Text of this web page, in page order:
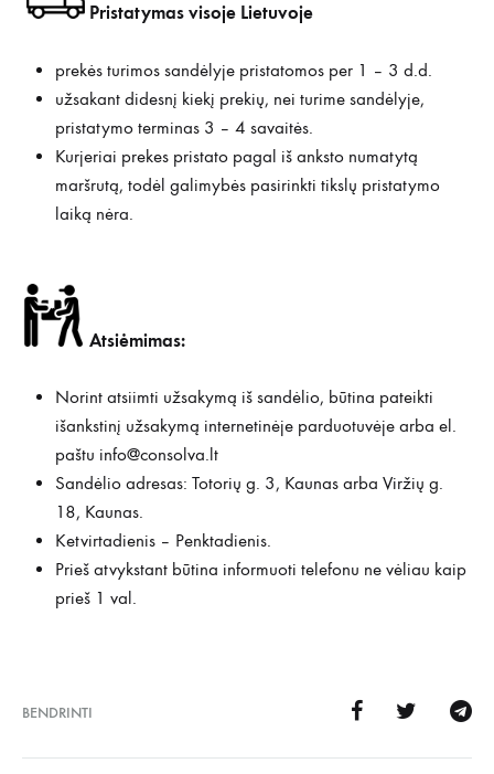
Pristatymas visoje Lietuvoje
prekės turimos sandėlyje pristatomos per 1 – 3 d.d.
užsakant didesnį kiekį prekių, nei turime sandėlyje,
pristatymo terminas 3 – 4 savaitės.
Kurjeriai prekes pristato pagal iš anksto numatytą
maršrutą, todėl galimybės pasirinkti tikslų pristatymo
laiką nėra.
Atsiėmimas:
Norint atsiimti užsakymą iš sandėlio, būtina pateikti
išankstinį užsakymą internetinėje parduotuvėje arba el.
paštu info@consolva.lt
Sandėlio adresas: Totorių g. 3, Kaunas arba Viržių g.
18, Kaunas.
Ketvirtadienis – Penktadienis.
Prieš atvykstant būtina informuoti telefonu ne vėliau kaip
prieš 1 val.
BENDRINTI